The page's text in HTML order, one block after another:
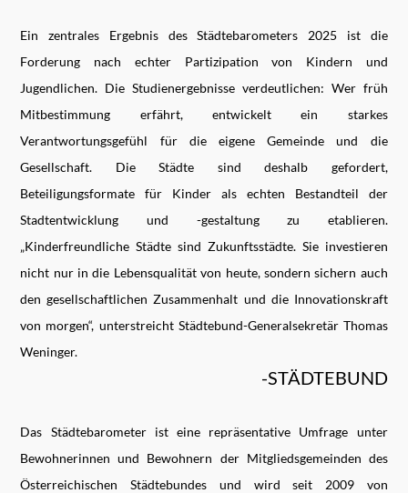
Ein zentrales Ergebnis des Städtebarometers 2025 ist die
Forderung nach echter Partizipation von Kindern und
Jugendlichen. Die Studienergebnisse verdeutlichen: Wer früh
Mitbestimmung erfährt, entwickelt ein starkes
Verantwortungsgefühl für die eigene Gemeinde und die
Gesellschaft. Die Städte sind deshalb gefordert,
Beteiligungsformate für Kinder als echten Bestandteil der
Stadtentwicklung und -gestaltung zu etablieren.
„Kinderfreundliche Städte sind Zukunftsstädte. Sie investieren
nicht nur in die Lebensqualität von heute, sondern sichern auch
den gesellschaftlichen Zusammenhalt und die Innovationskraft
von morgen“, unterstreicht Städtebund-Generalsekretär Thomas
Weninger.
-STÄDTEBUND
Das Städtebarometer ist eine repräsentative Umfrage unter
Bewohnerinnen und Bewohnern der Mitgliedsgemeinden des
Österreichischen Städtebundes und wird seit 2009 von